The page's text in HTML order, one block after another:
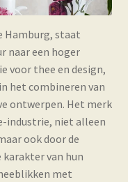
Hamburg, staat
naar een hoger
voor thee en design,
het combineren van
ontwerpen. Het merk
industrie, niet alleen
ook door de
van hun
met